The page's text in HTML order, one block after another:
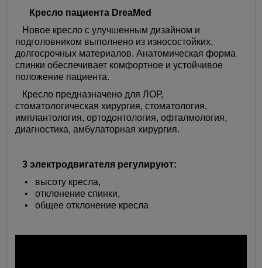
Кресло пациента DreaMed
Новое кресло с улучшенным дизайном и
подголовником выполнено из износостойких,
долгосрочных материалов. Анатомическая форма
спинки обеспечивает комфортное и устойчивое
положение пациента.
Кресло предназначено для ЛОР,
стоматологическая хирургия, стоматология,
имплантология, ортодонтология, офталмология,
диагностика, амбулаторная хирургия.
3 электродвигателя регулируют:
• высоту кресла,
• отклонение спинки,
• общее отклонение кресла